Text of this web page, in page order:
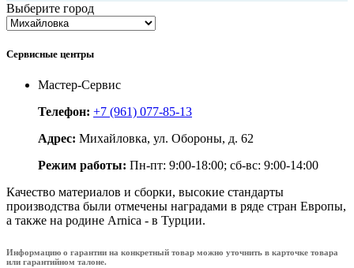
Выберите город
Сервисные центры
Мастер-Сервис
Телефон: +7 (961) 077-85-13
Адрес: Михайловка, ул. Обороны, д. 62
Режим работы: Пн-пт: 9:00-18:00; сб-вс: 9:00-14:00
Качество материалов и сборки, высокие стандарты
производства были отмечены наградами в ряде стран Европы,
а также на родине Arnica - в Турции.
Информацию о гарантии на конкретный товар можно уточнить в карточке товара
или гарантийном талоне.